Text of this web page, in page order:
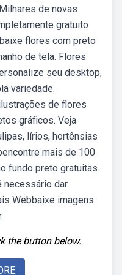
de novas
gratuito
flores com preto
de tela. Flores
seu desktop,
variedade.
de flores
gráficos. Veja
lírios, hortênsias
mais de 100
fundo preto gratuitas.
necessário dar
Webbaixe imagens
the button below.